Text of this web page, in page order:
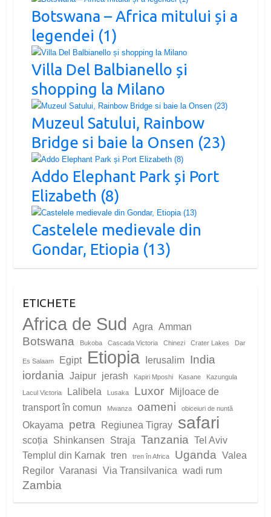
Botswana – Africa mitului și a
legendei (1)
Villa Del Balbianello și
shopping la Milano
Muzeul Satului, Rainbow
Bridge si baie la Onsen (23)
Addo Elephant Park și Port
Elizabeth (8)
Castelele medievale din
Gondar, Etiopia (13)
ETICHETE
Africa de Sud Agra Amman
Botswana Bukoba Cascada Victoria Chinezi Crater Lakes Dar
Es Salaam Egipt Etiopia Ierusalim India
iordania Jaipur jerash Kapiri Mposhi Kasane Kazungula
Lacul Victoria Lalibela Lusaka Luxor
Mijloace de
transport în comun
Mwanza oameni obiceiuri de nuntă
Okayama petra Regiunea Tigray safari
scoția Shinkansen Straja Tanzania Tel Aviv
Templul din Karnak tren tren în Africa Uganda Valea
Regilor Varanasi Via Transilvanica wadi rum
Zambia